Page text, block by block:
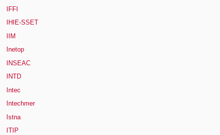
IFFI
IHIE-SSET
IIM
Inetop
INSEAC
INTD
Intec
Intechmer
Istna
ITIP